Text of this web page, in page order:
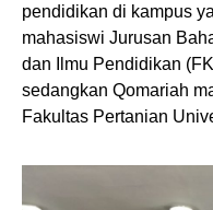
pendidikan di kampus
mahasiswi Jurusan
dan Ilmu Pendidikan
sedangkan Qomariah
Fakultas Pertanian